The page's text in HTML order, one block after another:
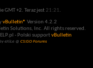
GMT +2. Teraz jest 21:21.
vBulletin® Version 4.2.2
Solutions, Inc. All rights reserved.
- Polski supportvBulletin
eXiLe @ CS:GO Forums